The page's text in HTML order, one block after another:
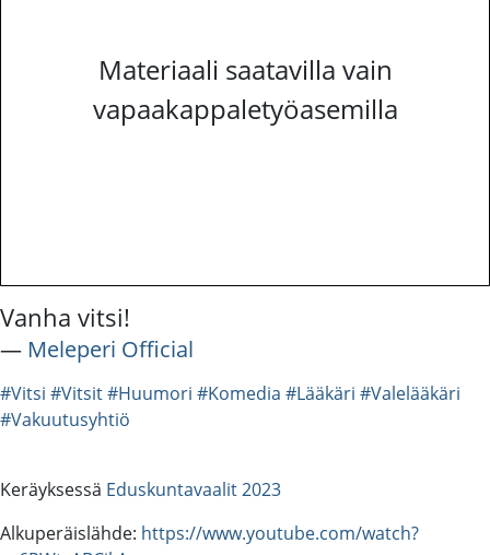
Materiaali saatavilla vain
vapaakappaletyöasemilla
Vanha vitsi!
― Meleperi Official
#Vitsi #Vitsit#Huumori #Komedia #Lääkäri #Valelääkäri
#Vakuutusyhtiö
Keräyksessä Eduskuntavaalit 2023
Alkuperäislähde: https://www.youtube.com/watch?